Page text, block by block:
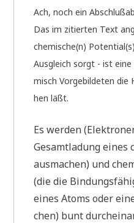
Ach, noch ein
Das im zitier­ten Text
chemische(n)
Aus­gleich sorgt - ist
misch Vor­ge­bil­de­ten die
hen läßt.
Es wer­den
Gesamt­la­dung eines
aus­ma­chen) und
(die die
eines Atoms oder
chen) bunt